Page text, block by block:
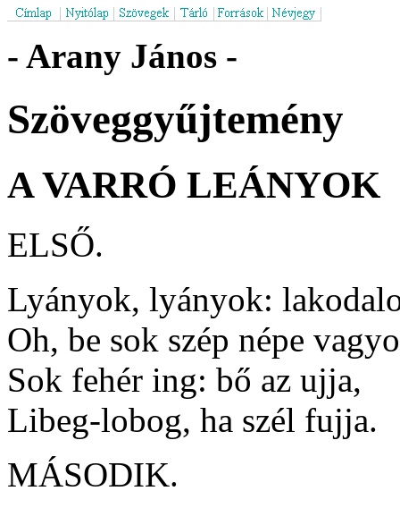
- Arany János -
Szöveggyűjtemény
A VARRÓ LEÁNYOK
ELSŐ.
Lyányok, lyányok:
Oh, be sok szép népe
Sok fehér ing: bő az ujja,
Libeg-lobog, ha szél fujja.
MÁSODIK.